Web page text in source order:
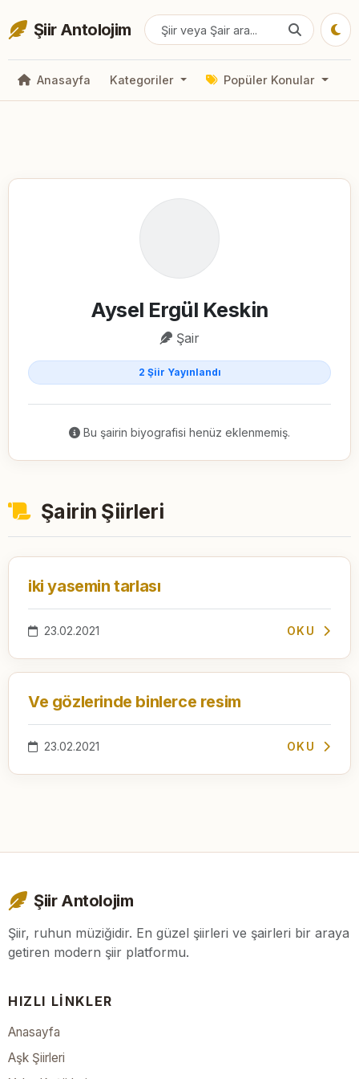
Şiir Antolojim
Anasayfa Kategoriler Popüler Konular
Aysel Ergül Keskin
Şair
2 Şiir Yayınlandı
Bu şairin biyografisi henüz eklenmemiş.
Şairin Şiirleri
iki yasemin tarlası
23.02.2021 OKU
Ve gözlerinde binlerce resim
23.02.2021 OKU
Şiir Antolojim
Şiir, ruhun müziğidir. En güzel şiirleri ve şairleri bir araya
getiren modern şiir platformu.
HIZLI LINKLER
Anasayfa
Aşk Şiirleri